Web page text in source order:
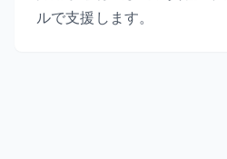
ルで支援します。